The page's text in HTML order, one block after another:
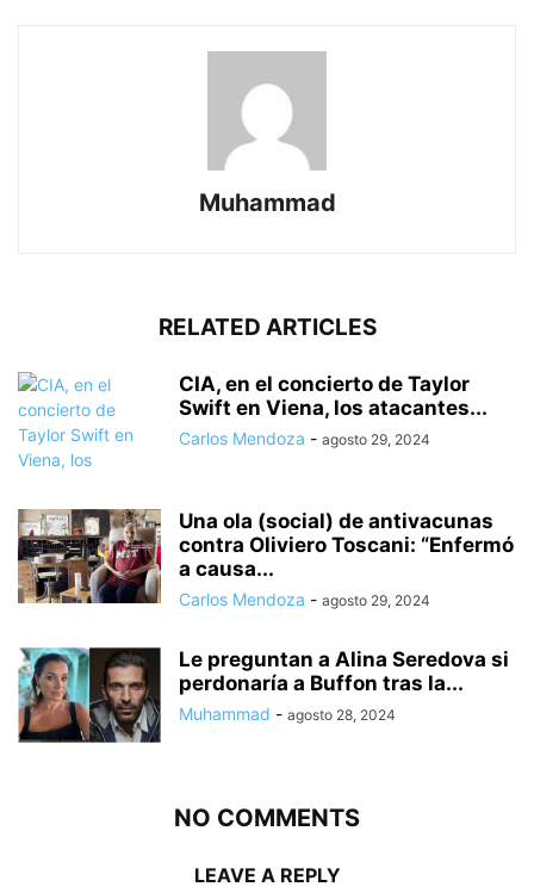
Muhammad
RELATED ARTICLES
CIA, en el concierto de Taylor
Swift en Viena, los atacantes...
Carlos Mendoza - agosto 29, 2024
Una ola (social) de antivacunas
contra Oliviero Toscani: “Enfermó
a causa...
Carlos Mendoza - agosto 29, 2024
Le preguntan a Alina Seredova si
perdonaría a Buffon tras la...
Muhammad - agosto 28, 2024
NO COMMENTS
LEAVE A REPLY